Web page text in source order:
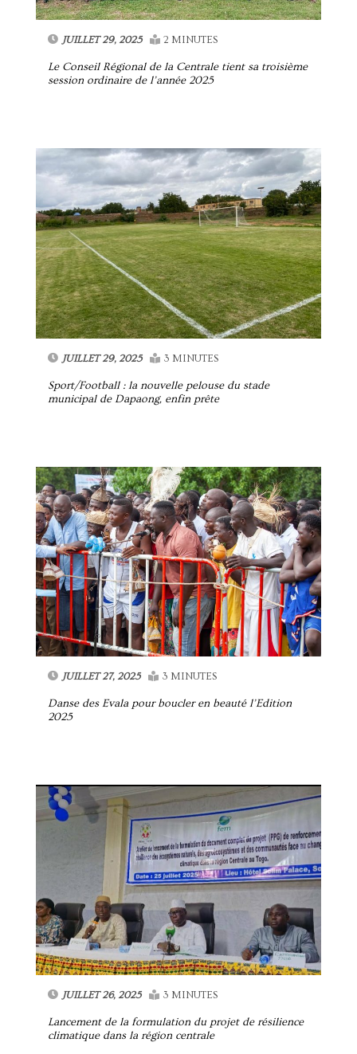
JUILLET 29, 2025 2 MINUTES
Le Conseil Régional de la Centrale tient sa troisième
session ordinaire de l’année 2025
JUILLET 29, 2025 3 MINUTES
Sport/Football : la nouvelle pelouse du stade
municipal de Dapaong, enfin prête
JUILLET 27, 2025 3 MINUTES
Danse des Evala pour boucler en beauté l’Edition
2025
JUILLET 26, 2025 3 MINUTES
Lancement de la formulation du projet de résilience
climatique dans la région centrale